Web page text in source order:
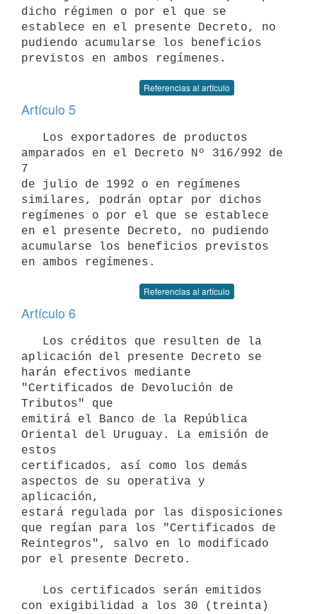
dicho régimen o por el que se
establece en el presente Decreto, no
pudiendo acumularse los beneficios
Referencias al artículo
Artículo 5
amparados en el Decreto Nº 316/992 de
7
de julio de 1992 o en regímenes
similares, podrán optar por dichos
regímenes o por el que se establece
en el presente Decreto, no pudiendo
acumularse los beneficios previstos
Referencias al artículo
Artículo 6
aplicación del presente Decreto se
harán efectivos mediante
"Certificados de Devolución de
Tributos" que
emitirá el Banco de la República
Oriental del Uruguay. La emisión de
estos
certificados, así como los demás
aspectos de su operativa y
aplicación,
estará regulada por las disposiciones
que regían para los "Certificados de
Reintegros", salvo en lo modificado
por el presente Decreto.
con exigibilidad a los 30 (treinta)